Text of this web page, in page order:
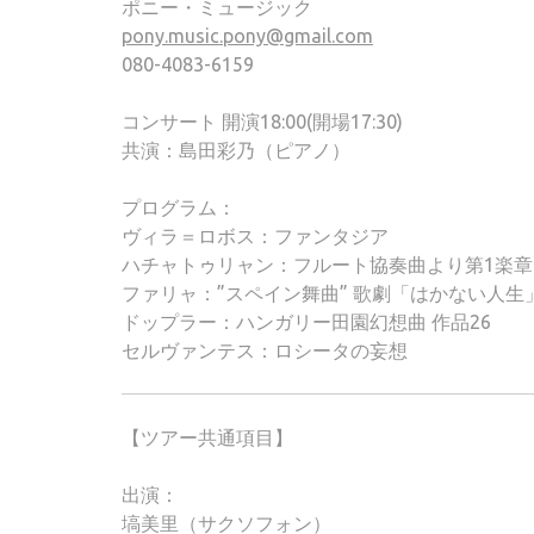
ポニー・ミュージック
pony.music.pony@gmail.com
080-4083-6159
コンサート 開演18:00(開場17:30)
共演：島田彩乃（ピアノ）
プログラム：
ヴィラ＝ロボス：ファンタジア
ハチャトゥリャン：フルート協奏曲より第1楽章
ファリャ：”スペイン舞曲” 歌劇「はかない人生
ドップラー：ハンガリー田園幻想曲 作品26
セルヴァンテス：ロシータの妄想
【ツアー共通項目】
出演：
塙美里（サクソフォン）